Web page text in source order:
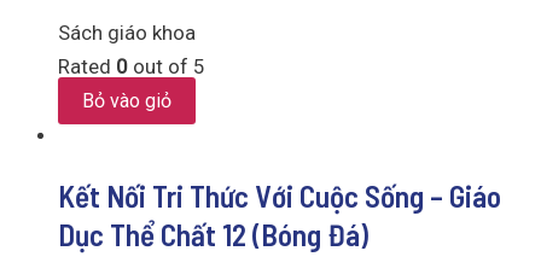
Sách giáo khoa
Rated 0 out of 5
Bỏ vào giỏ
Kết Nối Tri Thức Với Cuộc Sống – Giáo
Dục Thể Chất 12 (Bóng Đá)